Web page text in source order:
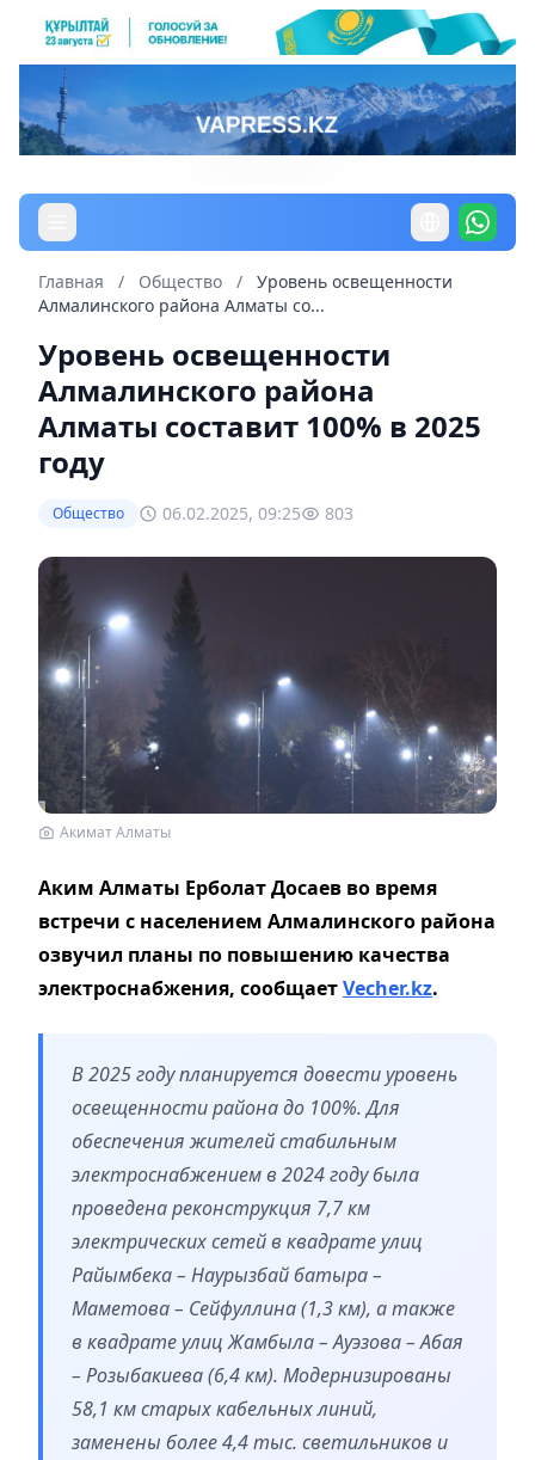
Главная / Общество /
Уровень освещенности
Алмалинского района Алматы со...
Уровень освещенности
Алмалинского района
Алматы составит 100% в 2025
году
Общество 06.02.2025, 09:25 803
Акимат Алматы
Аким Алматы Ерболат Досаев во время
встречи с населением Алмалинского района
озвучил планы по повышению качества
электроснабжения, сообщаетVecher.kz.
В 2025 году планируется довести уровень
освещенности района до 100%. Для
обеспечения жителей стабильным
электроснабжением в 2024 году была
проведена реконструкция 7,7 км
электрических сетей в квадрате улиц
Райымбека – Наурызбай батыра –
Маметова – Сейфуллина (1,3 км), а также
в квадрате улиц Жамбыла – Ауэзова – Абая
– Розыбакиева (6,4 км). Модернизированы
58,1 км старых кабельных линий,
заменены более 4,4 тыс. светильников и